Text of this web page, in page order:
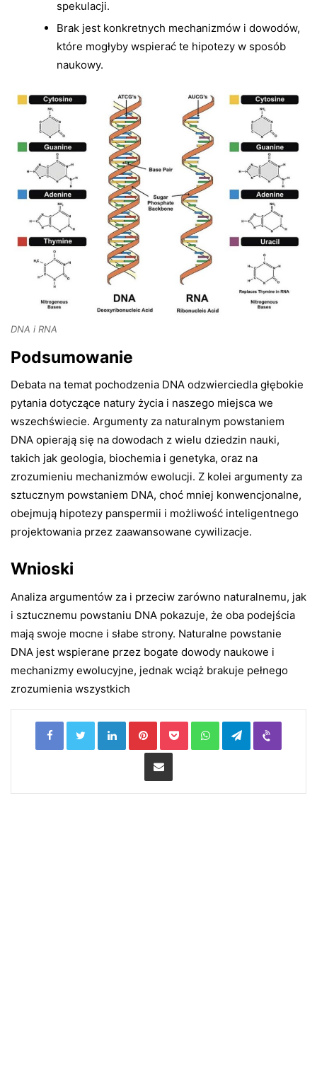
spekulacji.
Brak jest konkretnych mechanizmów i dowodów,
które mogłyby wspierać te hipotezy w sposób
naukowy.
DNA i RNA
Podsumowanie
Debata na temat pochodzenia DNA odzwierciedla głębokie
pytania dotyczące natury życia i naszego miejsca we
wszechświecie. Argumenty za naturalnym powstaniem
DNA opierają się na dowodach z wielu dziedzin nauki,
takich jak geologia, biochemia i genetyka, oraz na
zrozumieniu mechanizmów ewolucji. Z kolei argumenty za
sztucznym powstaniem DNA, choć mniej konwencjonalne,
obejmują hipotezy panspermii i możliwość inteligentnego
projektowania przez zaawansowane cywilizacje.
Wnioski
Analiza argumentów za i przeciw zarówno naturalnemu, jak
i sztucznemu powstaniu DNA pokazuje, że oba podejścia
mają swoje mocne i słabe strony. Naturalne powstanie
DNA jest wspierane przez bogate dowody naukowe i
mechanizmy ewolucyjne, jednak wciąż brakuje pełnego
zrozumienia wszystkich
LinkedIn Pinterest Pocket WhatsApp Telegram
Share via Email